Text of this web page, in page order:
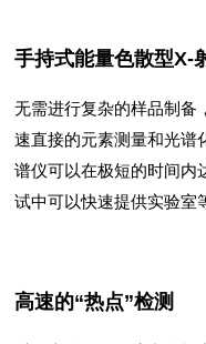
手持式能量色散型X-
无需进行复杂的样品制备
速直接的元素测量和光谱
谱仪可以在极短的时间内
试中可以快速提供实验室
高速的“热点”检测